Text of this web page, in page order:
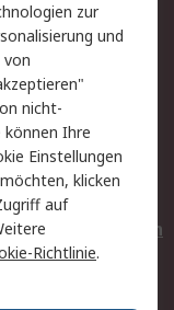
Batterien
zur
und
von
nicht-
können Ihre
Einstellungen
klicken
auf
Richtlinie.